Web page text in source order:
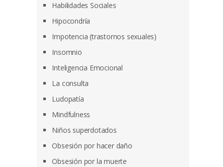
Habilidades Sociales
Hipocondría
Impotencia (trastornos sexuales)
Insomnio
Inteligencia Emocional
La consulta
Ludopatía
Mindfulness
Niños superdotados
Obsesión por hacer daño
Obsesión por la muerte